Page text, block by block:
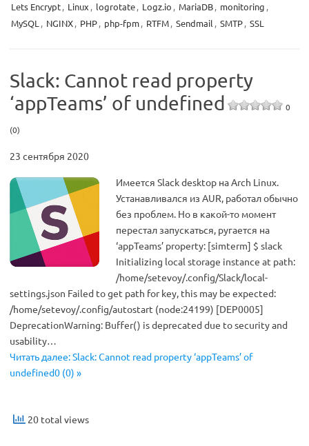
Lets Encrypt, Linux, logrotate, Logz.io , MariaDB, monitoring ,
MySQL, NGINX, PHP, php-fpm, RTFM, Sendmail, SMTP, SSL
Slack: Cannot read property
‘appTeams’ of undefined
0
(0)
23 сентября 2020
Имеется Slack desktop на Arch Linux.
Устанавливался из AUR, работал обычно
без проблем. Но в какой-то момент
перестал запускаться, ругается на
‘appTeams’ property: [simterm] $ slack
Initializing local storage instance at path:
/home/setevoy/.config/Slack/local-
settings.json Failed to get path for key, this may be expected:
/home/setevoy/.config/autostart (node:24199) [DEP0005]
DeprecationWarning: Buffer() is deprecated due to security and
usability…
Читать далее: Slack: Cannot read property ‘appTeams’ of
undefined0 (0) »
20 total views